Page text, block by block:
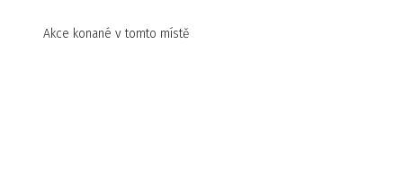
Akce konané v tomto místě